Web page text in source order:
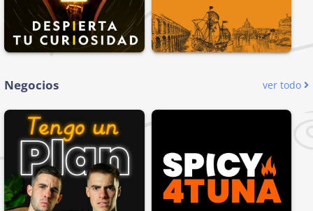
Negocios ver todo